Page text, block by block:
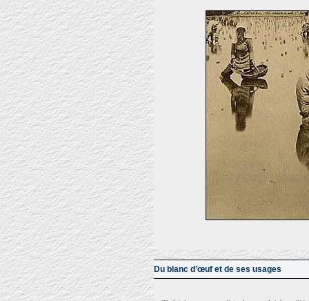
Du blanc d’œuf et de ses usages